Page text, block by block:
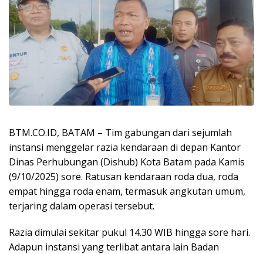
BTM.CO.ID, BATAM – Tim gabungan dari sejumlah
instansi menggelar razia kendaraan di depan Kantor
Dinas Perhubungan (Dishub) Kota Batam pada Kamis
(9/10/2025) sore. Ratusan kendaraan roda dua, roda
empat hingga roda enam, termasuk angkutan umum,
terjaring dalam operasi tersebut.
Razia dimulai sekitar pukul 14.30 WIB hingga sore hari.
Adapun instansi yang terlibat antara lain Badan